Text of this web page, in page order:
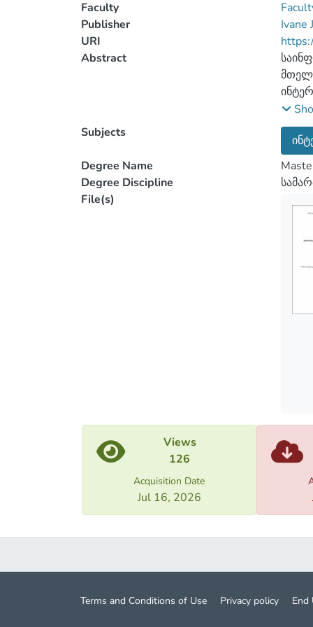
Faculty
Publisher
Ivane
URI
Abstract
მთელ
ბოლო
ან
ახალ
რა
Subjects
Degree Name
Degree Discipline
File(s)
Views
126
Acquisition Date
Jul 16, 2026
Terms and Conditions of Use Privacy policy End